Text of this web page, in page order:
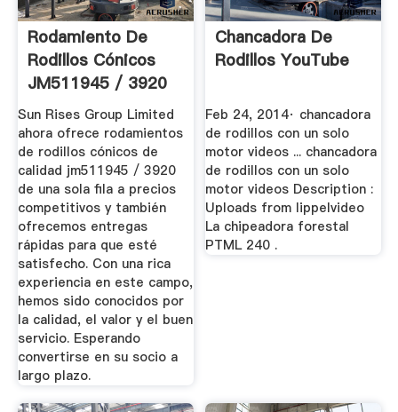
Rodamiento De
Rodillos Cónicos
JM511945 / 3920
Single Row ...
Sun Rises Group Limited
ahora ofrece rodamientos
de rodillos cónicos de
calidad jm511945 / 3920
de una sola fila a precios
competitivos y también
ofrecemos entregas
rápidas para que esté
satisfecho. Con una rica
experiencia en este campo,
hemos sido conocidos por
la calidad, el valor y el buen
servicio. Esperando
convertirse en su socio a
largo plazo.
Chancadora De
Rodillos YouTube
Feb 24, 2014· chancadora
de rodillos con un solo
motor videos ... chancadora
de rodillos con un solo
motor videos Description :
Uploads from lippelvideo
La chipeadora forestal
PTML 240 .